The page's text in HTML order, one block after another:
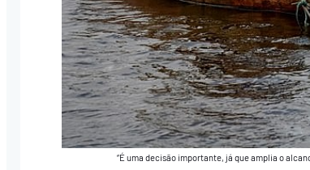
“É uma decisão importante, já que amplia o